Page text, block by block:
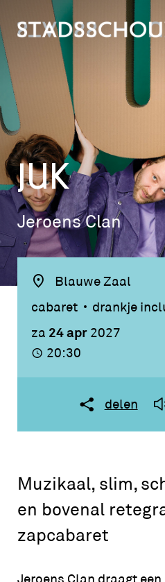
JUK
Jeroens Clan
Blauwe Zaal
cabaret
drankje
za 24 apr 2027
20:30
delen
Muzikaal, slim,
en bovenal
zapcabaret
Jeroens Clan draagt